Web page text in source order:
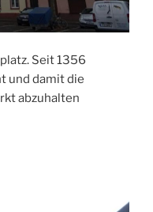
Seit 1356
und damit die
abzuhalten